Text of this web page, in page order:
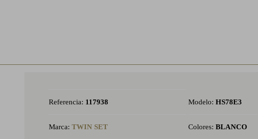
Referencia: 117938 Modelo: HS78E3
Marca: TWIN SET Colores: BLANCO